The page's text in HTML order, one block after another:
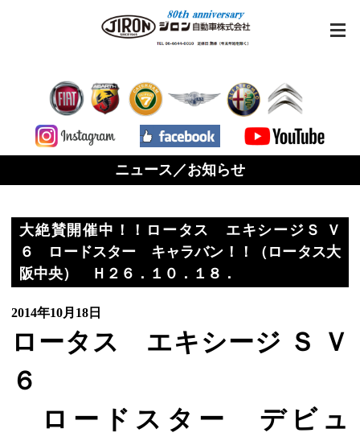
ニュース／お知らせ
大絶賛開催中！！ロータス エキシージＳ Ｖ
６ ロードスター キャラバン！！（ロータス大
阪中央） Ｈ２６．１０．１８．
2014年10月18日
ロータス エキシージ Ｓ Ｖ
６
ロードスター デビュ